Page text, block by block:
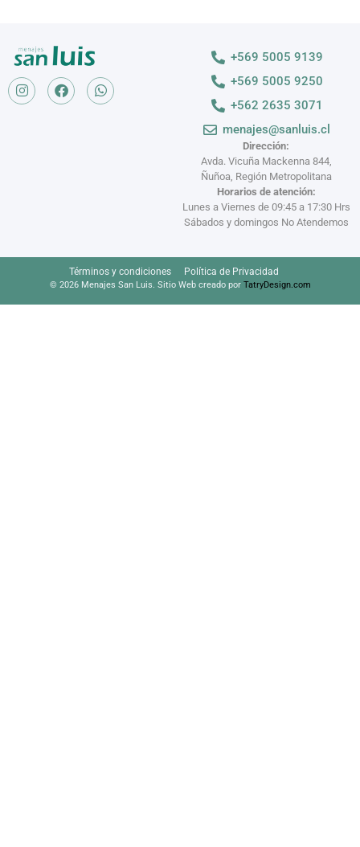
Dirección:
Avda. Vicuña Mackenna 844,
Ñuñoa, Región Metropolitana
Horarios de atención:
Lunes a Viernes de 09:45 a 17:30 Hrs
Sábados y domingos No Atendemos
+569 5005 9139
+569 5005 9250
+562 2635 3071
menajes@sanluis.cl
Términos y condiciones Política de Privacidad
© 2026 Menajes San Luis. Sitio Web creado por TatryDesign.com